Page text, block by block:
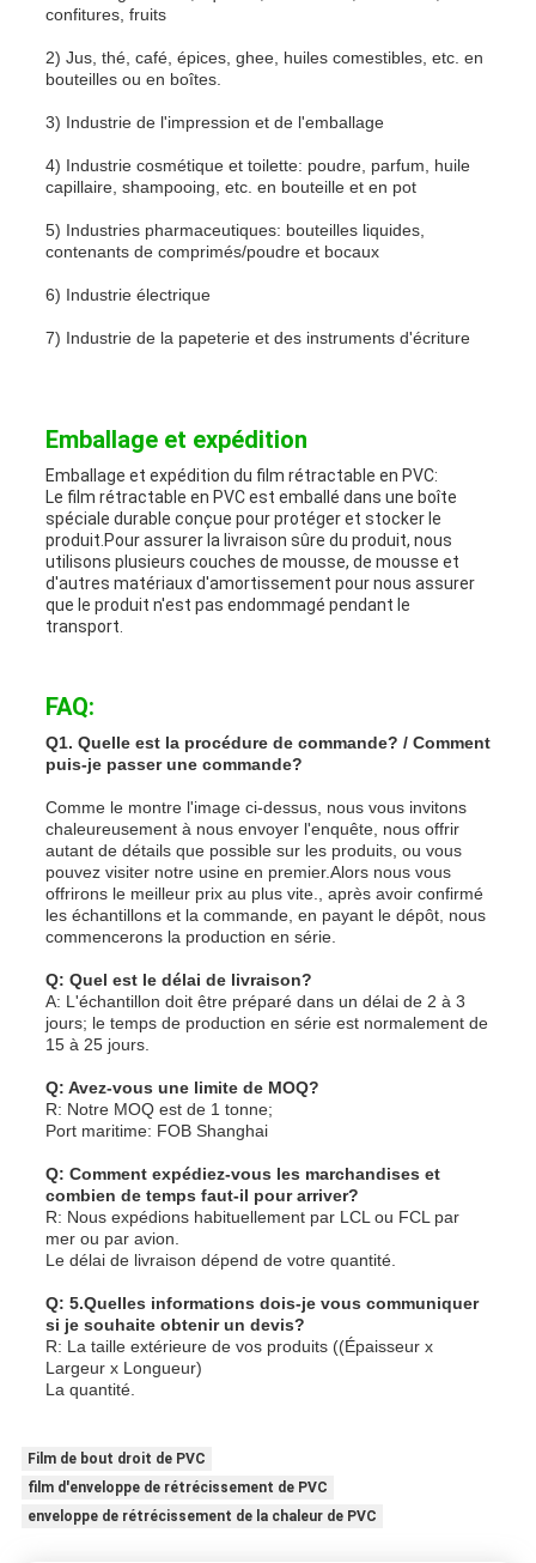
confitures, fruits
2) Jus, thé, café, épices, ghee, huiles comestibles, etc. en
bouteilles ou en boîtes.
3) Industrie de l'impression et de l'emballage
4) Industrie cosmétique et toilette: poudre, parfum, huile
capillaire, shampooing, etc. en bouteille et en pot
5) Industries pharmaceutiques: bouteilles liquides,
contenants de comprimés/poudre et bocaux
6) Industrie électrique
7) Industrie de la papeterie et des instruments d'écriture
Emballage et expédition
Emballage et expédition du film rétractable en PVC:
Le film rétractable en PVC est emballé dans une boîte
spéciale durable conçue pour protéger et stocker le
produit.Pour assurer la livraison sûre du produit, nous
utilisons plusieurs couches de mousse, de mousse et
d'autres matériaux d'amortissement pour nous assurer
que le produit n'est pas endommagé pendant le
transport.
FAQ:
Q1. Quelle est la procédure de commande? / Comment
puis-je passer une commande?
Comme le montre l'image ci-dessus, nous vous invitons
chaleureusement à nous envoyer l'enquête, nous offrir
autant de détails que possible sur les produits, ou vous
pouvez visiter notre usine en premier.Alors nous vous
offrirons le meilleur prix au plus vite., après avoir confirmé
les échantillons et la commande, en payant le dépôt, nous
commencerons la production en série.
Q: Quel est le délai de livraison?
A: L'échantillon doit être préparé dans un délai de 2 à 3
jours; le temps de production en série est normalement de
15 à 25 jours.
Q: Avez-vous une limite de MOQ?
R: Notre MOQ est de 1 tonne;
Port maritime: FOB Shanghai
Q: Comment expédiez-vous les marchandises et
combien de temps faut-il pour arriver?
R: Nous expédions habituellement par LCL ou FCL par
mer ou par avion.
Le délai de livraison dépend de votre quantité.
Q: 5.Quelles informations dois-je vous communiquer
si je souhaite obtenir un devis?
R: La taille extérieure de vos produits ((Épaisseur x
Largeur x Longueur)
La quantité.
Film de bout droit de PVC
film d'enveloppe de rétrécissement de PVC
enveloppe de rétrécissement de la chaleur de PVC